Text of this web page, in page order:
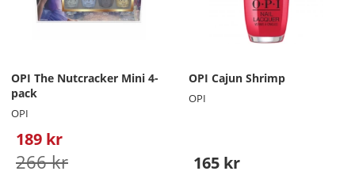
OPI The Nutcracker Mini 4-
pack
OPI
189 kr
266 kr
OPI Cajun Shrimp
OPI
165 kr